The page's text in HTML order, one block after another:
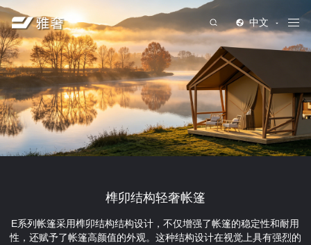
中文
榫卯结构轻奢帐篷
E系列帐篷采用榫卯结构结构设计，不仅增强了帐篷的稳定性和耐用
性，还赋予了帐篷高颜值的外观。这种结构设计在视觉上具有强烈的